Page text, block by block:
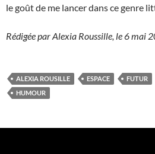
le goût de me lancer dans ce genre
Rédigée par Alexia Roussille, le 6 mai
ALEXIA ROUSILLE ESPACE FUTUR
HUMOUR